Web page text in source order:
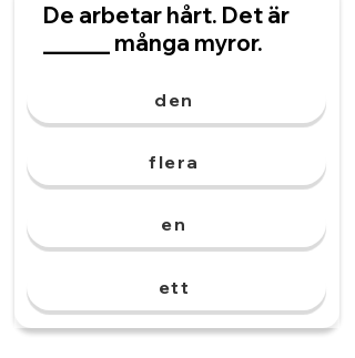
De arbetar hårt. Det är
______ många myror.
den
flera
en
ett